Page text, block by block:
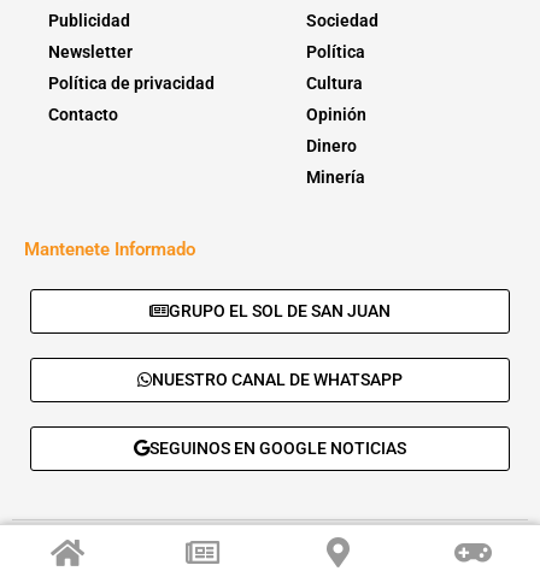
Publicidad
Newsletter
Política de privacidad
Contacto
Sociedad
Política
Cultura
Opinión
Dinero
Minería
Mantenete Informado
GRUPO EL SOL DE SAN JUAN
NUESTRO CANAL DE WHATSAPP
SEGUINOS EN GOOGLE NOTICIAS
© 2026 - El Sol de San Juan. Todos los derechos reservados. |